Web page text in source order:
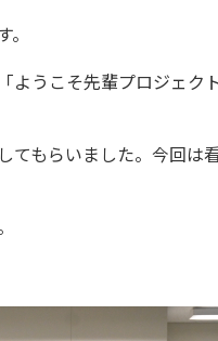
ようこそ先輩プロジェク
てもらいました。今回は